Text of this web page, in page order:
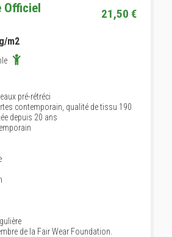
Officiel 21,50 €
m2
pré-rétréci
contemporain, qualité de tissu 190
depuis 20 ans
de la Fair Wear Foundation.